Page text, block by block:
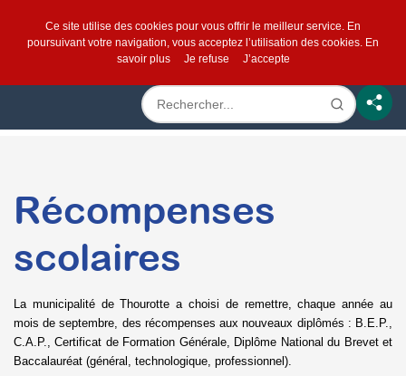
Récompenses
scolaires
La municipalité de Thourotte a choisi de remettre, chaque année au
mois de septembre, des récompenses aux nouveaux diplômés : B.E.P.,
C.A.P., Certificat de Formation Générale, Diplôme National du Brevet et
Baccalauréat (général, technologique, professionnel).
Ce site utilise des cookies pour vous offrir le meilleur service. En
poursuivant votre navigation, vous acceptez l’utilisation des cookies. En
savoir plus
Je refuse J’accepte